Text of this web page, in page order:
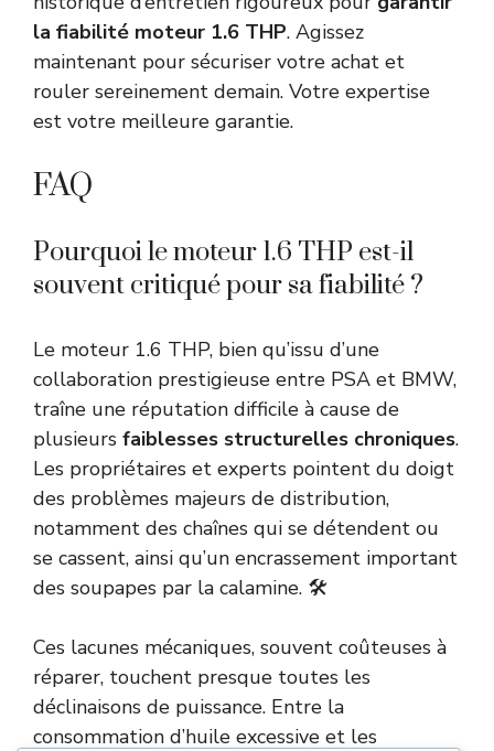
la fiabilité moteur 1.6 THP. Agissez
maintenant pour sécuriser votre achat et
rouler sereinement demain. Votre expertise
est votre meilleure garantie.
FAQ
Pourquoi le moteur 1.6 THP est-il
souvent critiqué pour sa fiabilité ?
Le moteur 1.6 THP, bien qu’issu d’une
collaboration prestigieuse entre PSA et BMW,
traîne une réputation difficile à cause de
plusieurs faiblesses structurelles chroniques.
Les propriétaires et experts pointent du doigt
des problèmes majeurs de distribution,
notamment des chaînes qui se détendent ou
se cassent, ainsi qu’un encrassement important
des soupapes par la calamine. 🛠️
Ces lacunes mécaniques, souvent coûteuses à
réparer, touchent presque toutes les
déclinaisons de puissance. Entre la
consommation d’huile excessive et les